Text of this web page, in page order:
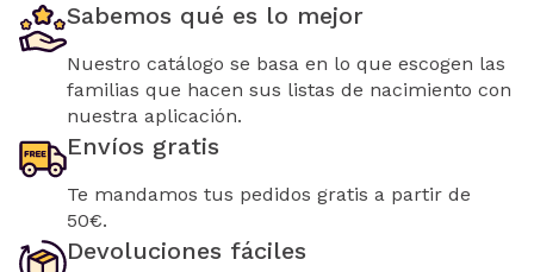
Sabemos qué es lo mejor
Nuestro catálogo se basa en lo que escogen las
familias que hacen sus listas de nacimiento con
nuestra aplicación.
Envíos gratis
Te mandamos tus pedidos gratis a partir de
50€.
Devoluciones fáciles